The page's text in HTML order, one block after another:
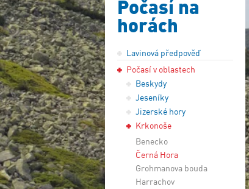
Počasí na
horách
Lavinová předpověď
Počasí v oblastech
Beskydy
Jeseníky
Jizerské hory
Krkonoše
Benecko
Černá Hora
Grohmanova bouda
Harrachov